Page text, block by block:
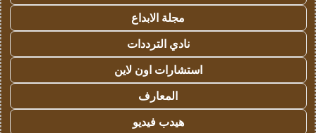
مجلة الابداع
نادي الترددات
استشارات اون لاين
المعارف
هيدب فيديو